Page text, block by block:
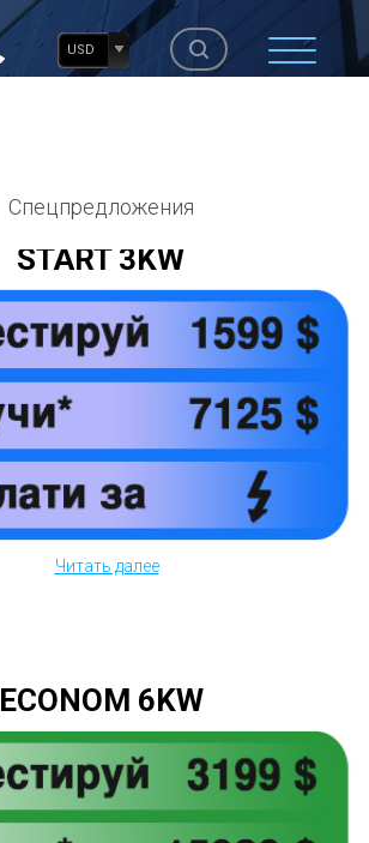
USD
Спецпредложения
START 3KW
Читать далее
ECONOM 6KW